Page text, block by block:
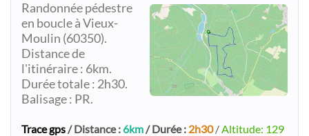
Randonnée pédestre
en boucle à Vieux-
Moulin (60350).
Distance de
l'itinéraire : 6km.
Durée totale : 2h30.
Balisage : PR.
Trace gps/ Distance : 6km/ Durée : 2h30/Altitude: 129